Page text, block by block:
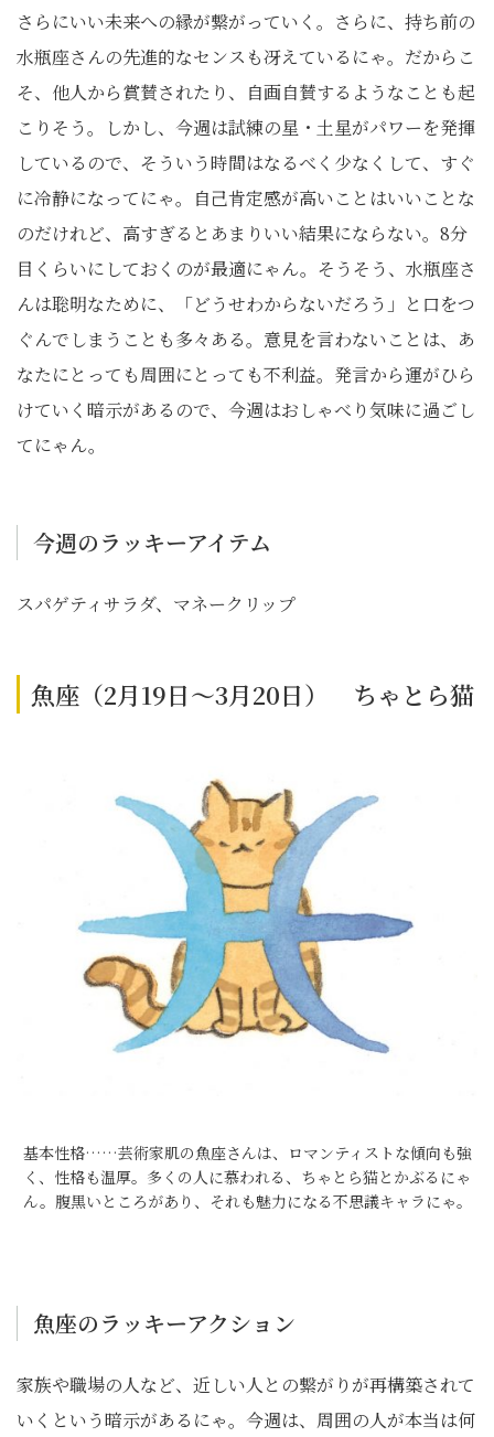
さらにいい未来への縁が繋がっていく。さらに、持ち前の
水瓶座さんの先進的なセンスも冴えているにゃ。だからこ
そ、他人から賞賛されたり、自画自賛するようなことも起
こりそう。しかし、今週は試練の星・土星がパワーを発揮
しているので、そういう時間はなるべく少なくして、すぐ
に冷静になってにゃ。自己肯定感が高いことはいいことな
のだけれど、高すぎるとあまりいい結果にならない。8分
目くらいにしておくのが最適にゃん。そうそう、水瓶座さ
んは聡明なために、「どうせわからないだろう」と口をつ
ぐんでしまうことも多々ある。意見を言わないことは、あ
なたにとっても周囲にとっても不利益。発言から運がひら
けていく暗示があるので、今週はおしゃべり気味に過ごし
てにゃん。
今週のラッキーアイテム
スパゲティサラダ、マネークリップ
魚座（2月19日～3月20日） ちゃとら猫
基本性格……芸術家肌の魚座さんは、ロマンティストな傾向も強
く、性格も温厚。多くの人に慕われる、ちゃとら猫とかぶるにゃ
ん。腹黒いところがあり、それも魅力になる不思議キャラにゃ。
魚座のラッキーアクション
家族や職場の人など、近しい人との繋がりが再構築されて
いくという暗示があるにゃ。今週は、周囲の人が本当は何